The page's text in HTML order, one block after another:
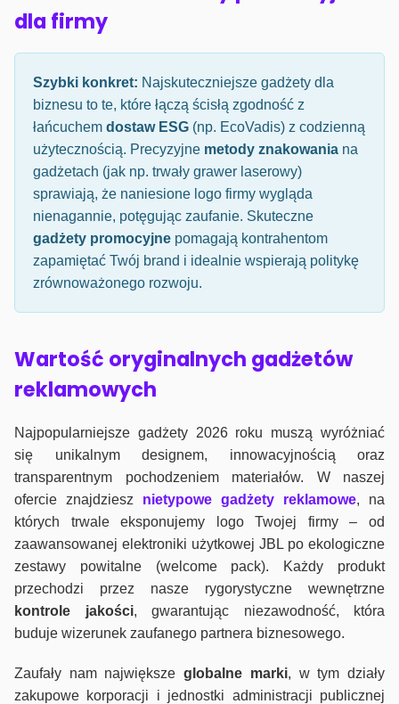
dla firmy
Szybki konkret: Najskuteczniejsze gadżety dla
biznesu to te, które łączą ścisłą zgodność z
łańcuchem dostaw ESG (np. EcoVadis) z codzienną
użytecznością. Precyzyjne metody znakowania na
gadżetach (jak np. trwały grawer laserowy)
sprawiają, że naniesione logo firmy wygląda
nienagannie, potęgując zaufanie. Skuteczne
gadżety promocyjne pomagają kontrahentom
zapamiętać Twój brand i idealnie wspierają politykę
zrównoważonego rozwoju.
Wartość oryginalnych gadżetów
reklamowych
Najpopularniejsze gadżety 2026 roku muszą wyróżniać
się unikalnym designem, innowacyjnością oraz
transparentnym pochodzeniem materiałów. W naszej
ofercie znajdziesz nietypowe gadżety reklamowe, na
których trwale eksponujemy logo Twojej firmy – od
zaawansowanej elektroniki użytkowej JBL po ekologiczne
zestawy powitalne (welcome pack). Każdy produkt
przechodzi przez nasze rygorystyczne wewnętrzne
kontrole jakości, gwarantując niezawodność, która
buduje wizerunek zaufanego partnera biznesowego.
Zaufały nam największeglobalne marki, w tym działy
zakupowe korporacji i jednostki administracji publicznej